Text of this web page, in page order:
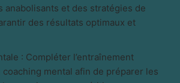
anabolisants et des stratégies de
des résultats optimaux et
: Compléter l’entraînement
mental afin de préparer les